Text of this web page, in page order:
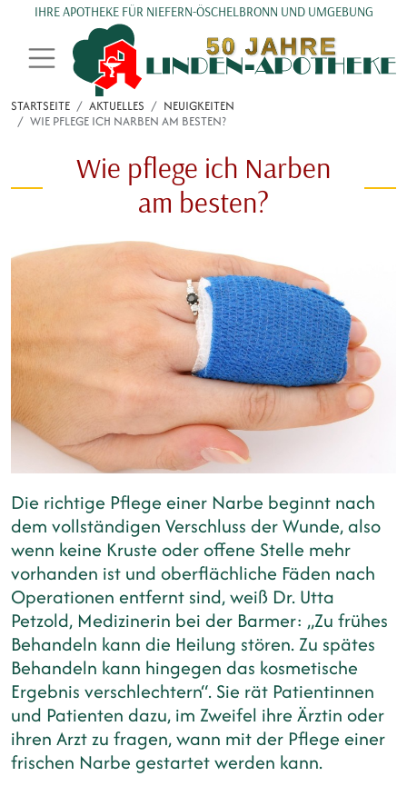
Direkt zum Inhalt
IHRE APOTHEKE FÜR NIEFERN-ÖSCHELBRONN UND UMGEBUNG
STARTSEITE AKTUELLES
NEUIGKEITEN
WIE PFLEGE ICH NARBEN AM BESTEN?
Wie pflege ich Narben
am besten?
Die richtige Pflege einer Narbe beginnt nach
dem vollständigen Verschluss der Wunde, also
wenn keine Kruste oder offene Stelle mehr
vorhanden ist und oberflächliche Fäden nach
Operationen entfernt sind, weiß Dr. Utta
Petzold, Medizinerin bei der Barmer: „Zu frühes
Behandeln kann die Heilung stören. Zu spätes
Behandeln kann hingegen das kosmetische
Ergebnis verschlechtern“. Sie rät Patientinnen
und Patienten dazu, im Zweifel ihre Ärztin oder
ihren Arzt zu fragen, wann mit der Pflege einer
frischen Narbe gestartet werden kann.